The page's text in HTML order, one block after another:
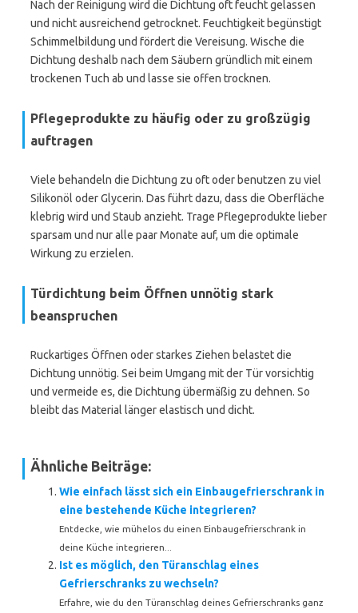
Nach der Reinigung wird die Dichtung oft feucht gelassen
und nicht ausreichend getrocknet. Feuchtigkeit begünstigt
Schimmelbildung und fördert die Vereisung. Wische die
Dichtung deshalb nach dem Säubern gründlich mit einem
trockenen Tuch ab und lasse sie offen trocknen.
Pflegeprodukte zu häufig oder zu großzügig
auftragen
Viele behandeln die Dichtung zu oft oder benutzen zu viel
Silikonöl oder Glycerin. Das führt dazu, dass die Oberfläche
klebrig wird und Staub anzieht. Trage Pflegeprodukte lieber
sparsam und nur alle paar Monate auf, um die optimale
Wirkung zu erzielen.
Türdichtung beim Öffnen unnötig stark
beanspruchen
Ruckartiges Öffnen oder starkes Ziehen belastet die
Dichtung unnötig. Sei beim Umgang mit der Tür vorsichtig
und vermeide es, die Dichtung übermäßig zu dehnen. So
bleibt das Material länger elastisch und dicht.
Ähnliche Beiträge:
Wie einfach lässt sich ein Einbaugefrierschrank in
eine bestehende Küche integrieren?
Entdecke, wie mühelos du einen Einbaugefrierschrank in
deine Küche integrieren...
Ist es möglich, den Türanschlag eines
Gefrierschranks zu wechseln?
Erfahre, wie du den Türanschlag deines Gefrierschranks ganz